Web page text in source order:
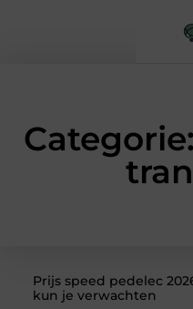
Prijs speed pedelec
kun je verwachten